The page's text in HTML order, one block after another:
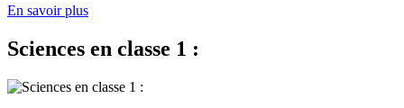
En savoir plus
Sciences en classe 1 :